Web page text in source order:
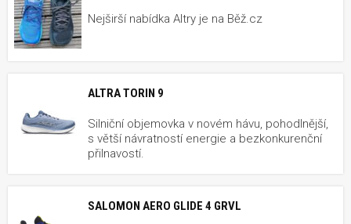
Nejširší nabídka Altry je na Běž.cz
ALTRA TORIN 9
Silniční objemovka v novém hávu, pohodlnější,
s větší návratností energie a bezkonkurenční
přilnavostí.
SALOMON AERO GLIDE 4 GRVL